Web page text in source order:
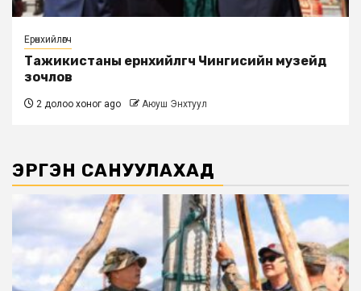
Ерөнхийлөгч
Тажикистаны ерөнхийлөгч Чингисийн музейд
зочлов
2 долоо хоног ago Аюуш Энхтуул
ЭРГЭН САНУУЛАХАД